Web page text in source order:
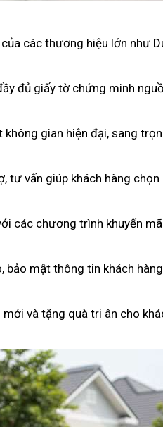
các thương hiệu lớn như
đủ giấy tờ chứng minh
gian hiện đại, sang
tư vấn giúp khách hàng
các chương trình khuyến
bảo mật thông tin khách
mới và tặng quà tri ân cho